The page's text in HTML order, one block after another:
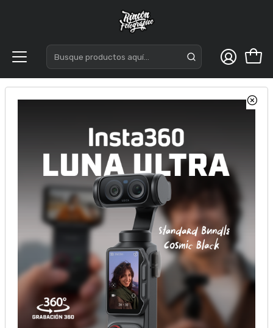
Inicio DJI Microfonos DJI Microfono DJI Mic 3 (1 TX + 1 RX)